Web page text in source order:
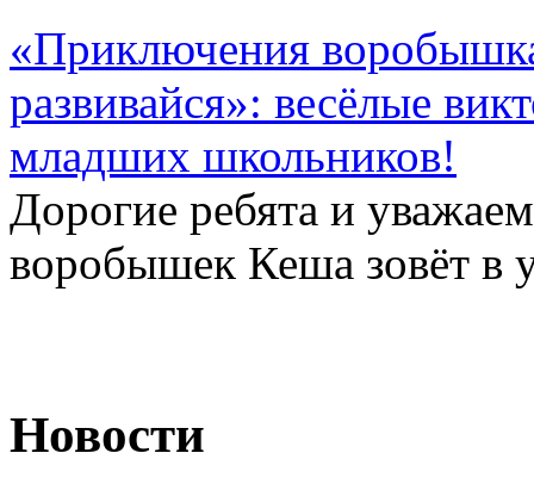
«Приключения
развивайся»: весёлые
младших школьников!
Дорогие ребята и
воробышек Кеша зовёт в
Новости